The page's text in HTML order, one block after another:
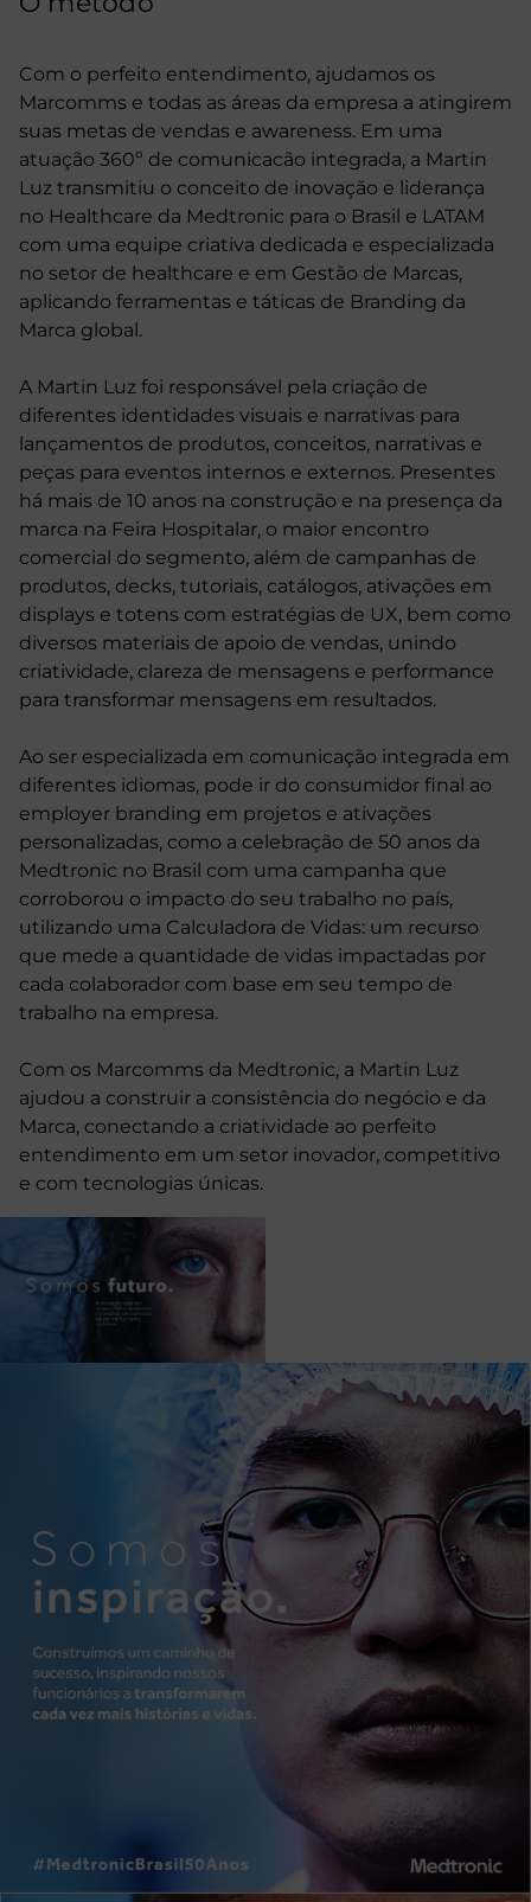
Com o perfeito entendimento, ajudamos os
Marcomms e todas as áreas da empresa a atingirem
suas metas de vendas e awareness. Em uma
atuação 360º de comunicacão integrada, a Martin
Luz transmitiu o conceito de inovação e liderança
no Healthcare da Medtronic para o Brasil e LATAM
com uma equipe criativa dedicada e especializada
no setor de healthcare e em Gestão de Marcas,
aplicando ferramentas e táticas de Branding da
Marca global.
A Martin Luz foi responsável pela criação de
diferentes identidades visuais e narrativas para
lançamentos de produtos, conceitos, narrativas e
peças para eventos internos e externos. Presentes
há mais de 10 anos na construção e na presença da
marca na Feira Hospitalar, o maior encontro
comercial do segmento, além de campanhas de
produtos, decks, tutoriais, catálogos, ativações em
displays e totens com estratégias de UX, bem como
diversos materiais de apoio de vendas, unindo
criatividade, clareza de mensagens e performance
para transformar mensagens em resultados.
Ao ser especializada em comunicação integrada em
diferentes idiomas, pode ir do consumidor final ao
employer branding em projetos e ativações
personalizadas, como a celebração de 50 anos da
Medtronic no Brasil com uma campanha que
corroborou o impacto do seu trabalho no país,
utilizando uma Calculadora de Vidas: um recurso
que mede a quantidade de vidas impactadas por
cada colaborador com base em seu tempo de
trabalho na empresa.
Com os Marcomms da Medtronic, a Martin Luz
ajudou a construir a consistência do negócio e da
Marca, conectando a criatividade ao perfeito
entendimento em um setor inovador, competitivo
e com tecnologias únicas.